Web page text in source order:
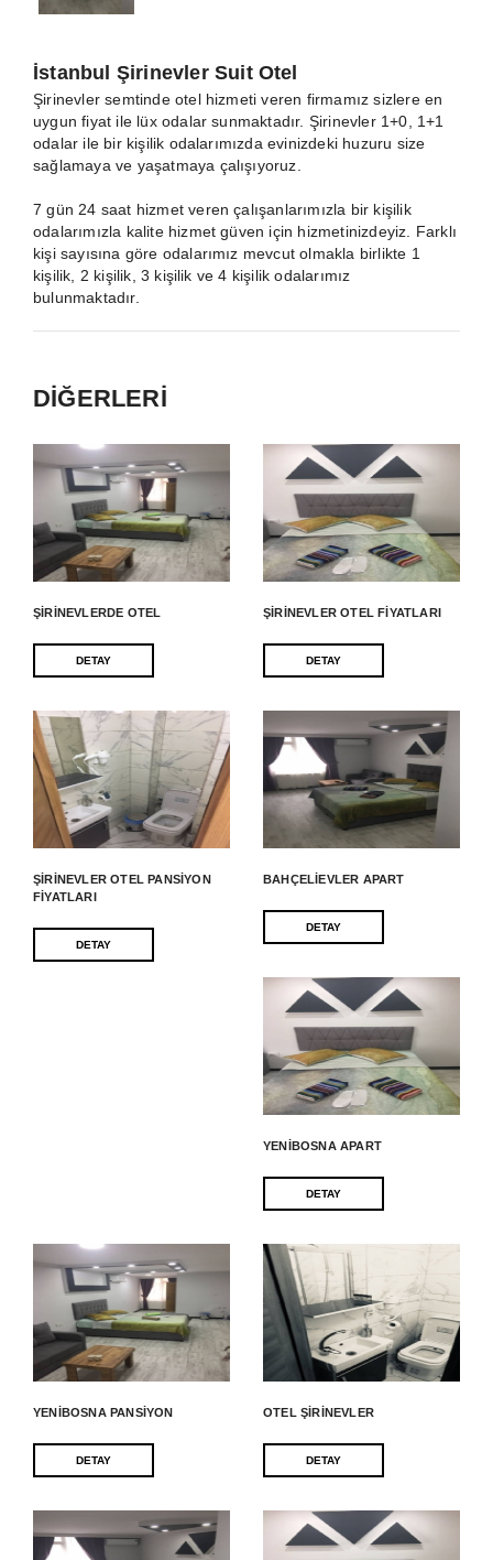
İstanbul Şirinevler Suit Otel
Şirinevler semtinde otel hizmeti veren firmamız sizlere en
uygun fiyat ile lüx odalar sunmaktadır. Şirinevler 1+0, 1+1
odalar ile bir kişilik odalarımızda evinizdeki huzuru size
sağlamaya ve yaşatmaya çalışıyoruz.
7 gün 24 saat hizmet veren çalışanlarımızla bir kişilik
odalarımızla kalite hizmet güven için hizmetinizdeyiz. Farklı
kişi sayısına göre odalarımız mevcut olmakla birlikte 1
kişilik, 2 kişilik, 3 kişilik ve 4 kişilik odalarımız
bulunmaktadır.
DİĞERLERİ
ŞIRINEVLERDE OTEL
DETAY
ŞIRINEVLER OTEL FIYATLARI
DETAY
ŞIRINEVLER OTEL PANSIYON
FIYATLARI
DETAY
BAHÇELIEVLER APART
DETAY
YENIBOSNA APART
DETAY
YENIBOSNA PANSIYON
DETAY
OTEL ŞIRINEVLER
DETAY